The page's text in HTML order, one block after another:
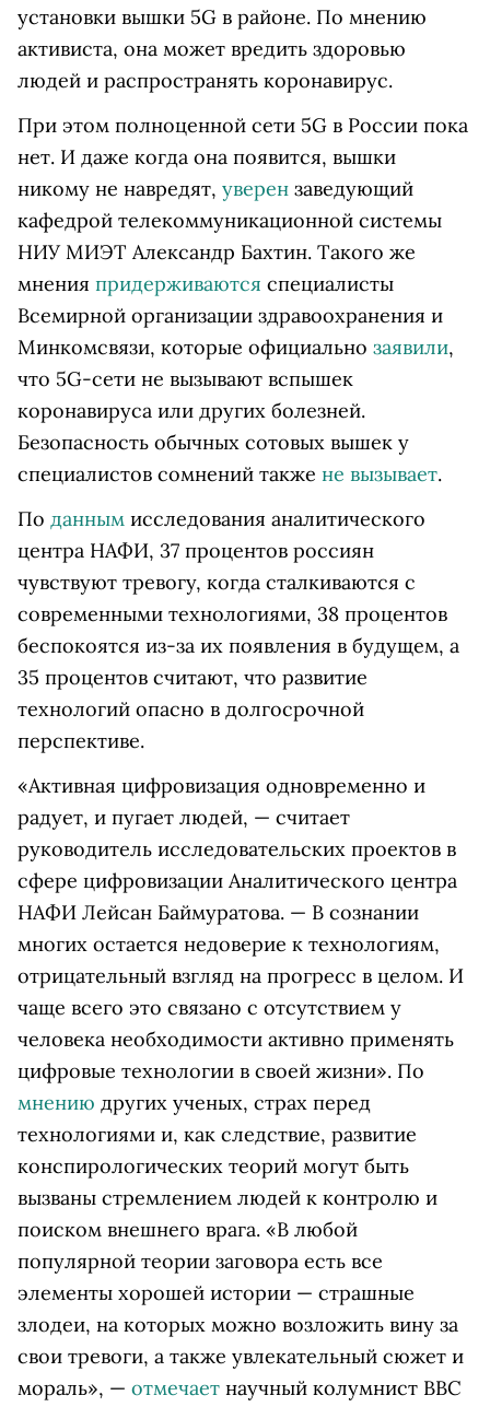
установки вышки 5G в районе. По мнению
активиста, она может вредить здоровью
людей и распространять коронавирус.
При этом полноценной сети 5G в России пока
нет. И даже когда она появится, вышки
никому не навредят, уверен заведующий
кафедрой телекоммуникационной системы
НИУ МИЭТ Александр Бахтин. Такого же
мнения придерживаются специалисты
Всемирной организации здравоохранения и
Минкомсвязи, которые официально заявили,
что 5G-сети не вызывают вспышек
коронавируса или других болезней.
Безопасность обычных сотовых вышек у
специалистов сомнений также не вызывает.
По данным исследования аналитического
центра НАФИ, 37 процентов россиян
чувствуют тревогу, когда сталкиваются с
современными технологиями, 38 процентов
беспокоятся из-за их появления в будущем, а
35 процентов считают, что развитие
технологий опасно в долгосрочной
перспективе.
«Активная цифровизация одновременно и
радует, и пугает людей, — считает
руководитель исследовательских проектов в
сфере цифровизации Аналитического центра
НАФИ Лейсан Баймуратова. — В сознании
многих остается недоверие к технологиям,
отрицательный взгляд на прогресс в целом. И
чаще всего это связано с отсутствием у
человека необходимости активно применять
цифровые технологии в своей жизни». По
мнению других ученых, страх перед
технологиями и, как следствие, развитие
конспирологических теорий могут быть
вызваны стремлением людей к контролю и
поиском внешнего врага. «В любой
популярной теории заговора есть все
элементы хорошей истории — страшные
злодеи, на которых можно возложить вину за
свои тревоги, а также увлекательный сюжет и
мораль», — отмечает научный колумнист BBC